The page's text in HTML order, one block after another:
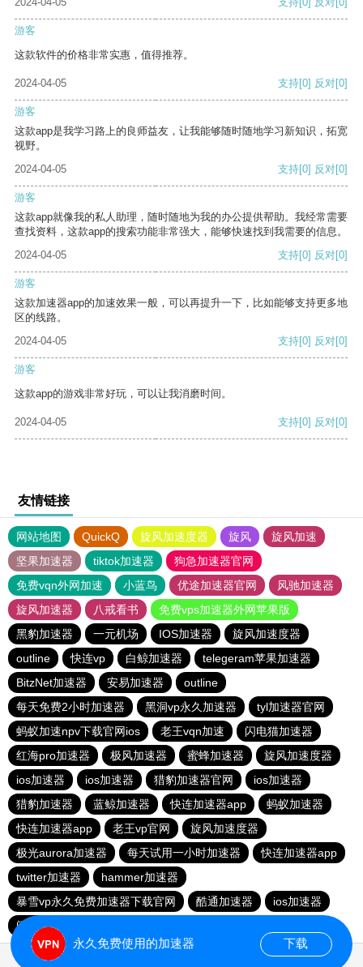
游客
这款软件的价格非常实惠，值得推荐。
2024-04-05 支持[0] 反对[0]
游客
这款app是我学习路上的良师益友，让我能够随时随地学习新知识，拓宽
视野。
2024-04-05
支持[0] 反对[0]
游客
这款app就像我的私人助理，随时随地为我的办公提供帮助。我经常需要
查找资料，这款app的搜索功能非常强大，能够快速找到我需要的信息。
2024-04-05
支持[0] 反对[0]
游客
这款加速器app的加速效果一般，可以再提升一下，比如能够支持更多地
区的线路。
2024-04-05
支持[0] 反对[0]
游客
这款app的游戏非常好玩，可以让我消磨时间。
2024-04-05 支持[0] 反对[0]
友情链接
网站地图 QuickQ 旋风加速度器 旋风
旋风加速
坚果加速器
tiktok加速器
狗急加速器官网
免费vqn外网加速
小蓝鸟 优途加速器官网
风驰加速器
旋风加速器
八戒看书
免费vps加速器外网苹果版
黑豹加速器
一元机场 IOS加速器
旋风加速度器
outline
快连vp 白鲸加速器
telegeram苹果加速器
BitzNet加速器
安易加速器
outline
每天免费2小时加速器
黑洞vp永久加速器
tyl加速器官网
蚂蚁加速npv下载官网ios
老王vqn加速
闪电猫加速器
红海pro加速器
极风加速器 蜜蜂加速器
旋风加速度器
ios加速器
ios加速器 猎豹加速器官网
ios加速器
猎豹加速器
蓝鲸加速器 快连加速器app
蚂蚁加速器
快连加速器app
老王vp官网
旋风加速度器
极光aurora加速器
每天试用一小时加速器
快连加速器app
twitter加速器
hammer加速器
暴雪vp永久免费加速器下载官网
酷通加速器
ios加速器
闪电猫加速器
永久免费使用的加速器 下载